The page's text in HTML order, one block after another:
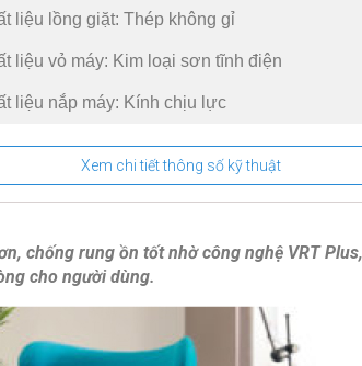
liệu lồng giặt: Thép không gỉ
liệu vỏ máy: Kim loại sơn tĩnh điện
liệu nắp máy: Kính chịu lực
xuất tại: Việt Nam
sản phẩm: 2022
tiêu thụ điện năng
suất sử dụng điện: 14 Wh/kg
Inverter: Digital Inverter
Xem chi tiết thông số kỹ thuật
chống rung ồn tốt nhờ công nghệ VRT
cho người dùng.